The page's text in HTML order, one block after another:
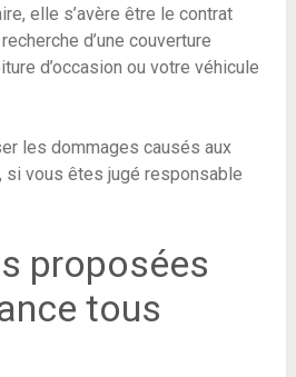
elle s’avère être le contrat
d’une couverture
d’occasion ou votre véhicule
les dommages causés aux
si vous êtes jugé responsable
proposées
tous